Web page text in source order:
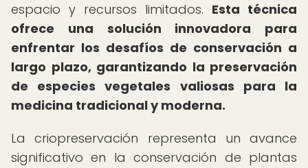
espacio y recursos limitados. Esta técnica
ofrece una solución innovadora para
enfrentar los desafíos de conservación a
largo plazo, garantizando la preservación
de especies vegetales valiosas para la
medicina tradicional y moderna.
La criopreservación representa un avance
significativo en la conservación de plantas